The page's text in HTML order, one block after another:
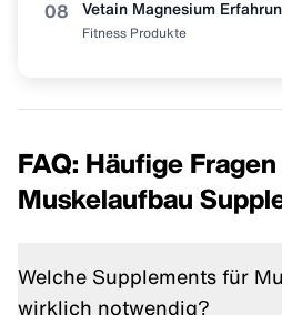
08
Fitness Produkte
FAQ: Häufige Fragen
Muskelaufbau
Welche Supplements für
wirklich notwendig?